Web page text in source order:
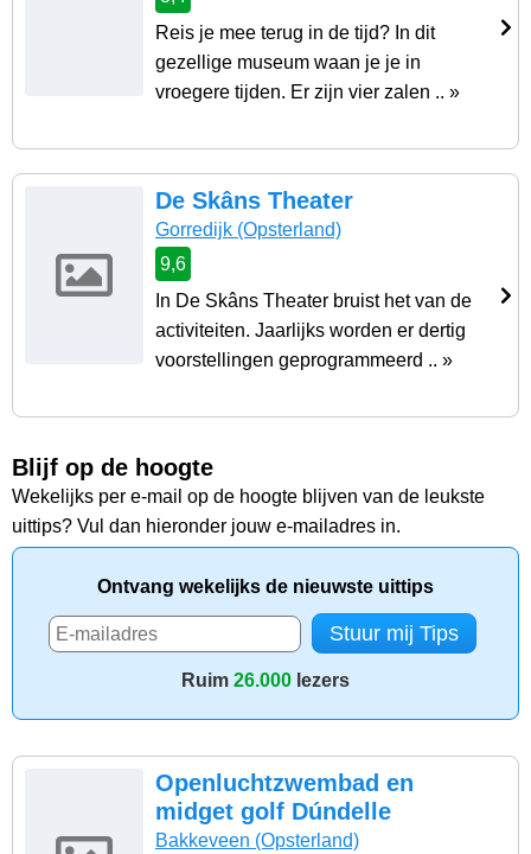
Reis je mee terug in de tijd? In dit
gezellige museum waan je je in
vroegere tijden. Er zijn vier zalen .. »
De Skâns Theater
Gorredijk (Opsterland)
9,6
In De Skâns Theater bruist het van de
activiteiten. Jaarlijks worden er dertig
voorstellingen geprogrammeerd .. »
Blijf op de hoogte
Wekelijks per e-mail op de hoogte blijven van de leukste
uittips? Vul dan hieronder jouw e-mailadres in.
Ontvang wekelijks de nieuwste uittips
Ruim 26.000 lezers
Openluchtzwembad en
midget golf Dúndelle
Bakkeveen (Opsterland)